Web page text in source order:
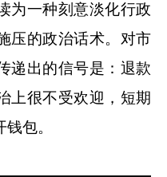
为一种刻意淡化行政
压的政治话术。对市
递出的信号是：退款
上很不受欢迎，短期
包。